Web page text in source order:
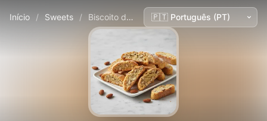
Início / Sweets / Biscoito de amêndoa